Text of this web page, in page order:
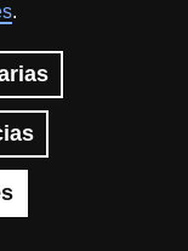
.
Legal
comprometida con
voluntaria de
la integración de